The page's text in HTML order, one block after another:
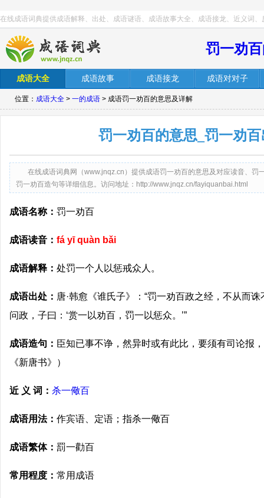
在线成语词典提供成语解释、出处、成语谜语、成语故事大全、成语接龙、近义词、
罚一劝
成语大全 成语故事 成语接龙 成语对对子
位置： 成语大全 > 一的成语 > 成语罚一劝百的意思及详解
罚一劝百的意思_罚一劝
在线成语词典网（www.jnqz.cn）提供成语罚一劝百的意思及对应读音、罚
罚一劝百造句等详细信息。访问地址：http://www.jnqz.cn/fayiquanbai.html
成语名称： 罚一劝百
成语读音： fá yī quàn bǎi
成语解释： 处罚一个人以惩戒众人。
成语出处： 唐·韩愈《谁氏子》：“罚一劝百政之经，不从而
问政，子曰：‘赏一以劝百，罚一以惩众。’”
成语造句： 臣知已事不诤，然异时或有此比，要须有司论报
《新唐书》）
近 义 词： 杀一儆百
成语用法： 作宾语、定语；指杀一儆百
成语繁体： 罰一勸百
常用程度： 常用成语